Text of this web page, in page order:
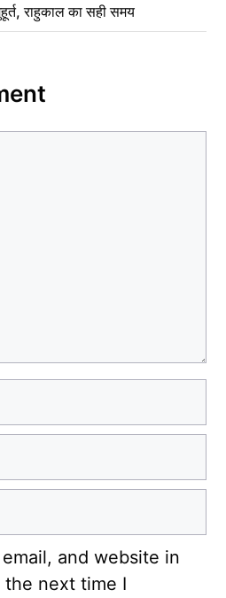
राहुकाल का सही समय
and website in
next time I